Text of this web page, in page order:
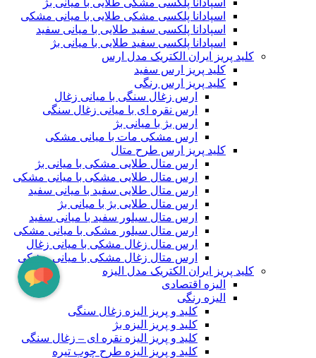
اسپادانا پلکسی مشکی طلایی با میانی مشکی
اسپادانا پلکسی سفید طلایی با میانی سفید
اسپادانا پلکسی سفید طلایی با میانی بژ
کلید پریز ایران الکتریک مدل ارس
کلید پریز ارس سفید
کلید پریز ارس رنگی
ارس زغال سنگی با میانی زغال
ارس نقره ای با میانی زغال سنگی
ارس بژ با میانی بژ
ارس مشکی مات با میانی مشکی
کلید پریز ارس طرح متال
ارس متال طلایی مشکی با میانی بژ
ارس متال طلایی مشکی با میانی مشکی
ارس متال طلایی سفید با میانی سفید
ارس متال طلایی بژ با میانی بژ
ارس متال سیلور سفید با میانی سفید
ارس متال سیلور مشکی با میانی مشکی
ارس متال زغال مشکی با میانی زغال
ارس متال زغال مشکی با میانی مشکی
کلید پریز ایران الکتریک مدل الیزه
الیزه اقتصادی
الیزه رنگی
کلید و پریز الیزه زغال سنگی
کلید و پریز الیزه بژ
کلید و پریز الیزه نقره ای – زغال سنگی
کلید و پریز الیزه طرح چوب تیره